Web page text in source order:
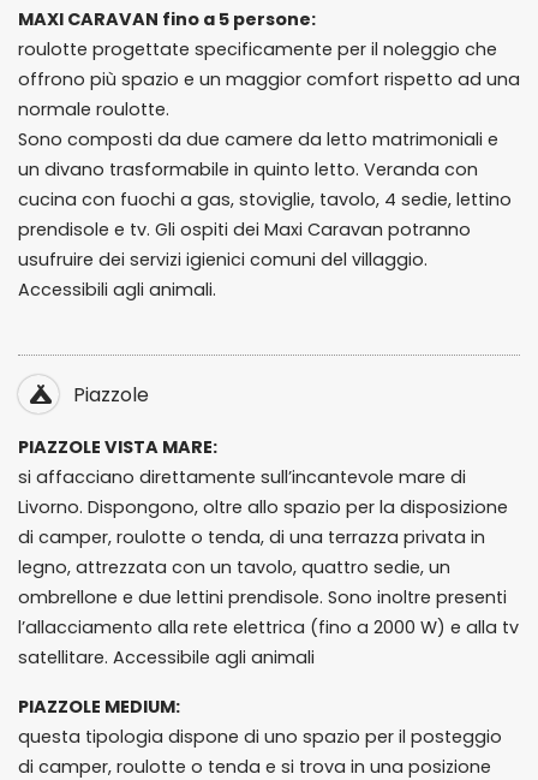
MAXI CARAVAN fino a 5 persone:
roulotte progettate specificamente per il noleggio che
offrono più spazio e un maggior comfort rispetto ad una
normale roulotte.
Sono composti da due camere da letto matrimoniali e
un divano trasformabile in quinto letto. Veranda con
cucina con fuochi a gas, stoviglie, tavolo, 4 sedie, lettino
prendisole e tv. Gli ospiti dei Maxi Caravan potranno
usufruire dei servizi igienici comuni del villaggio.
Accessibili agli animali.
Piazzole
PIAZZOLE VISTA MARE:
si affacciano direttamente sull’incantevole mare di
Livorno. Dispongono, oltre allo spazio per la disposizione
di camper, roulotte o tenda, di una terrazza privata in
legno, attrezzata con un tavolo, quattro sedie, un
ombrellone e due lettini prendisole. Sono inoltre presenti
l’allacciamento alla rete elettrica (fino a 2000 W) e alla tv
satellitare. Accessibile agli animali
PIAZZOLE MEDIUM:
questa tipologia dispone di uno spazio per il posteggio
di camper, roulotte o tenda e si trova in una posizione